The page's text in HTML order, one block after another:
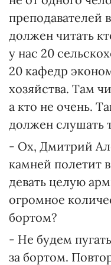
преподавателей
должен читать
у нас 20
20 кафедр
хозяйства. Там
а кто не очень.
должен слушать
- Ох, Дмитрий
камней полетит
девать целую
огромное
бортом?
- Не будем
за бортом.